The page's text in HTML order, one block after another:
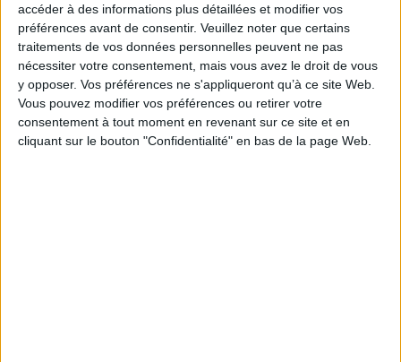
accéder à des informations plus détaillées et modifier vos
préférences avant de consentir. Veuillez noter que certains
traitements de vos données personnelles peuvent ne pas
nécessiter votre consentement, mais vous avez le droit de vous
y opposer. Vos préférences ne s'appliqueront qu’à ce site Web.
Vous pouvez modifier vos préférences ou retirer votre
consentement à tout moment en revenant sur ce site et en
cliquant sur le bouton "Confidentialité" en bas de la page Web.
IA en entreprise : encadrer les usages sans
freiner l’expérimentation
Le signalement de contenus générés par l'IA